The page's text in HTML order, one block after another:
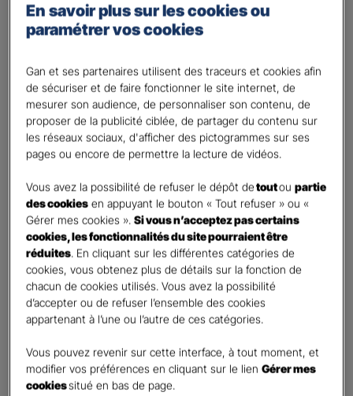
Information sur votre besoin :
Préparer ma retraite
Percevoir un complément de revenu régulier à la
retraite
Percevoir un capital
Autre besoin
Etes-vous déjà titulaire d’un contrat Retraite ? *
Oui
Non
Quel est votre statut professionnel ?*
TNS (Travailleur non salarié)
Salarié
Le saviez-vous ?
Le PER individuel est un produit d'épargne à long terme qui vous permet d'obtenir une
En savoir plus sur les cookies ou
paramétrer vos cookies
Gan et ses partenaires utilisent des traceurs et cookies afin
de sécuriser et de faire fonctionner le site internet, de
mesurer son audience, de personnaliser son contenu, de
proposer de la publicité ciblée, de partager du contenu sur
les réseaux sociaux, d'afficher des pictogrammes sur ses
pages ou encore de permettre la lecture de vidéos.
Vous avez la possibilité de refuser le dépôt detoutoupartie
des cookies en appuyant le bouton « Tout refuser » ou «
Gérer mes cookies ».Si vous n’acceptez pas certains
cookies, les fonctionnalités du site pourraient être
réduites. En cliquant sur les différentes catégories de
cookies, vous obtenez plus de détails sur la fonction de
chacun de cookies utilisés. Vous avez la possibilité
d’accepter ou de refuser l’ensemble des cookies
appartenant à l’une ou l’autre de ces catégories.
Vous pouvez revenir sur cette interface, à tout moment, et
modifier vos préférences en cliquant sur le lienGérer mes
cookiessitué en bas de page.